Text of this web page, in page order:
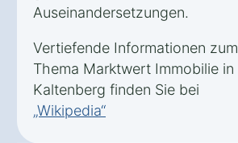
Auseinandersetzungen.
Vertiefende Informationen zum
Thema Marktwert Immobilie in
Kaltenberg finden Sie bei
„Wikipedia“